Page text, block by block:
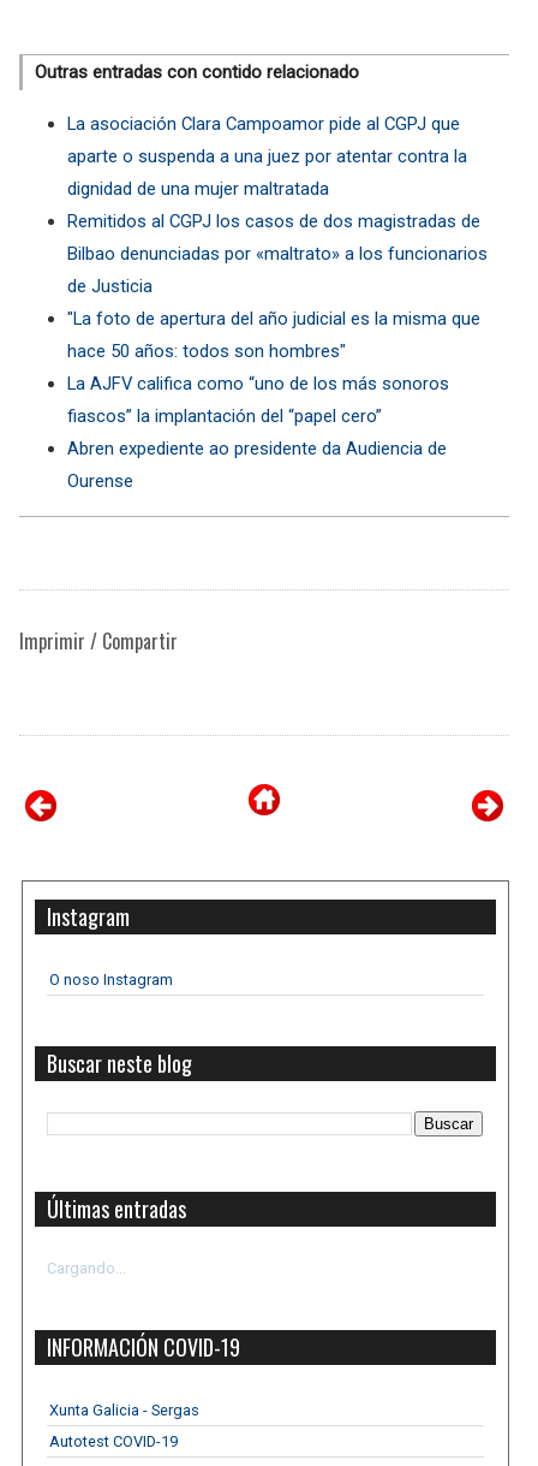
Outras entradas con contido relacionado
La asociación Clara Campoamor pide al CGPJ que
aparte o suspenda a una juez por atentar contra la
dignidad de una mujer maltratada
Remitidos al CGPJ los casos de dos magistradas de
Bilbao denunciadas por «maltrato» a los funcionarios
de Justicia
"La foto de apertura del año judicial es la misma que
hace 50 años: todos son hombres"
La AJFV califica como “uno de los más sonoros
fiascos” la implantación del “papel cero”
Abren expediente ao presidente da Audiencia de
Ourense
Imprimir / Compartir
Instagram
O noso Instagram
Buscar neste blog
Últimas entradas
Cargando...
INFORMACIÓN COVID-19
Xunta Galicia - Sergas
Autotest COVID-19